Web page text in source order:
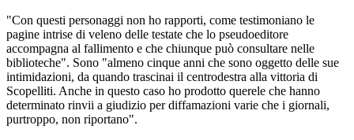
"Con questi personaggi non ho rapporti, come testimoniano le
pagine intrise di veleno delle testate che lo pseudoeditore
accompagna al fallimento e che chiunque può consultare nelle
biblioteche". Sono "almeno cinque anni che sono oggetto delle sue
intimidazioni, da quando trascinai il centrodestra alla vittoria di
Scopelliti. Anche in questo caso ho prodotto querele che hanno
determinato rinvii a giudizio per diffamazioni varie che i giornali,
purtroppo, non riportano".